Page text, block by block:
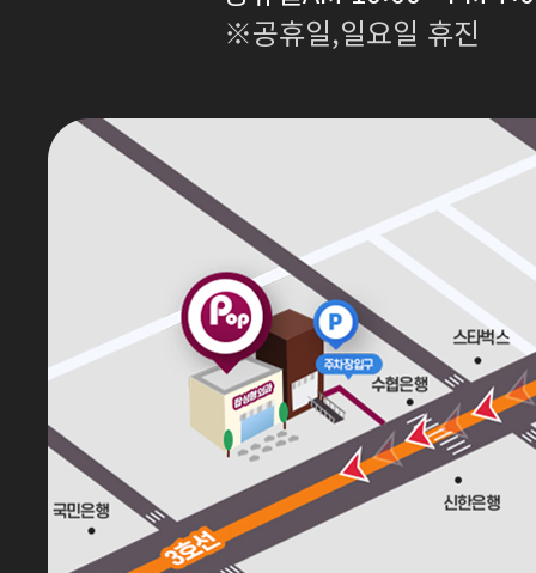
※공휴일,일요일 휴진